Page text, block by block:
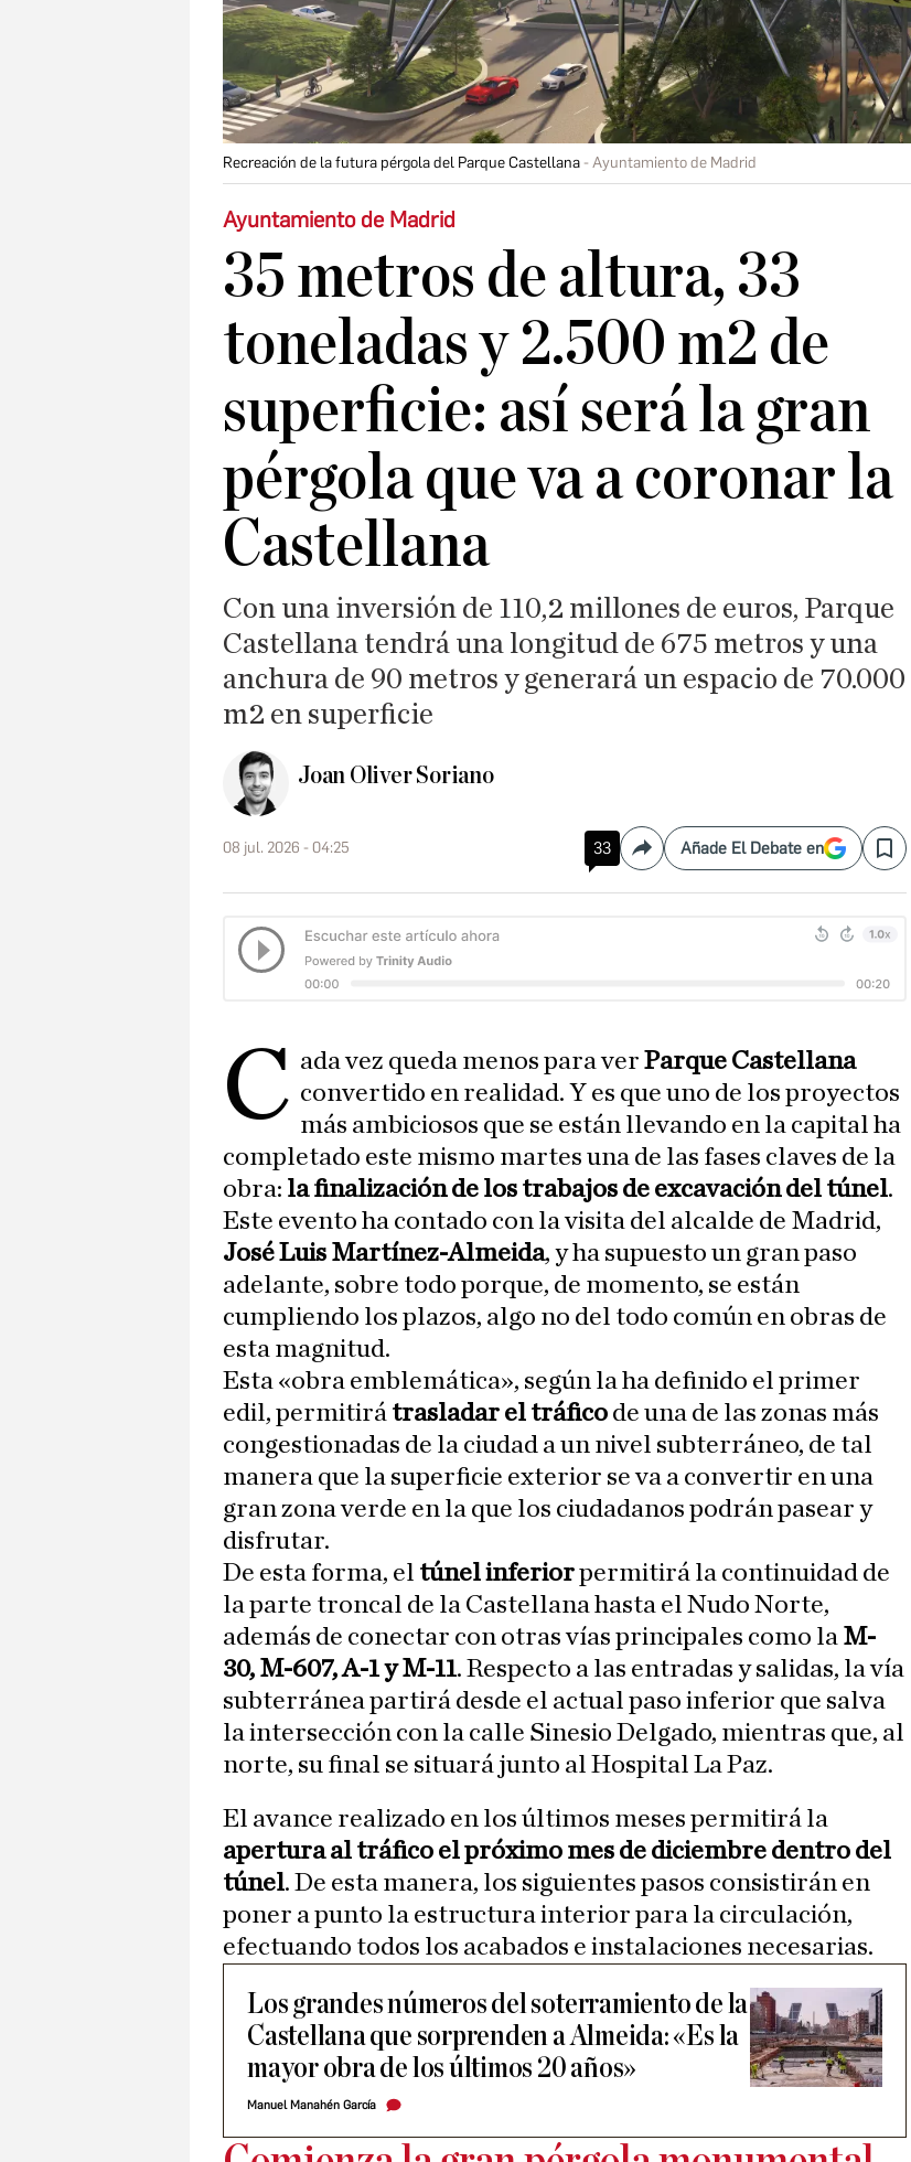
Recreación de la futura pérgola del Parque Castellana Ayuntamiento de Madrid
Ayuntamiento de Madrid
35 metros de altura, 33
toneladas y 2.500 m2 de
superficie: así será la gran
pérgola que va a coronar la
Castellana
Con una inversión de 110,2 millones de euros, Parque
Castellana tendrá una longitud de 675 metros y una
anchura de 90 metros y generará un espacio de 70.000
m2 en superficie
Joan Oliver Soriano
08 jul. 2026 - 04:25 33 CompartirAñade El Debate en Save
C ada vez queda menos para verParque Castellana
convertido en realidad. Y es que uno de los proyectos
más ambiciosos que se están llevando en la capital ha
completado este mismo martes una de las fases claves de la
obra: la finalización de los trabajos de excavación del túnel.
Este evento ha contado con la visita del alcalde de Madrid,
José Luis Martínez-Almeida, y ha supuesto un gran paso
adelante, sobre todo porque, de momento, se están
cumpliendo los plazos, algo no del todo común en obras de
esta magnitud.
Esta «obra emblemática», según la ha definido el primer
edil, permitirá trasladar el tráfico de una de las zonas más
congestionadas de la ciudad a un nivel subterráneo, de tal
manera que la superficie exterior se va a convertir en una
gran zona verde en la que los ciudadanos podrán pasear y
disfrutar.
De esta forma, el túnel inferiorpermitirá la continuidad de
la parte troncal de la Castellana hasta el Nudo Norte,
además de conectar con otras vías principales como la M-
30, M-607, A-1 y M-11. Respecto a las entradas y salidas, la vía
subterránea partirá desde el actual paso inferior que salva
la intersección con la calle Sinesio Delgado, mientras que, al
norte, su final se situará junto al Hospital La Paz.
El avance realizado en los últimos meses permitirá la
apertura al tráfico el próximo mes de diciembre dentro del
túnel. De esta manera, los siguientes pasos consistirán en
poner a punto la estructura interior para la circulación,
efectuando todos los acabados e instalaciones necesarias.
Los grandes números del soterramiento de la
Castellana que sorprenden a Almeida: «Es la
mayor obra de los últimos 20 años»
Manuel Manahén García